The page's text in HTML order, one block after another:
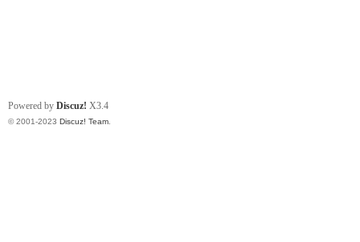
Powered by Discuz! X3.4
© 2001-2023 Discuz! Team